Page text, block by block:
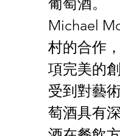
Michael
村的合作
項完美的
受到對藝
萄酒具有